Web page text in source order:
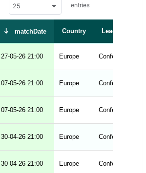
r
25 entries
matchDate Country League
27-05-26 21:00 Europe Conference
07-05-26 21:00 Europe Conference
07-05-26 21:00 Europe Conference
30-04-26 21:00 Europe Conference
30-04-26 21:00 Europe Conference